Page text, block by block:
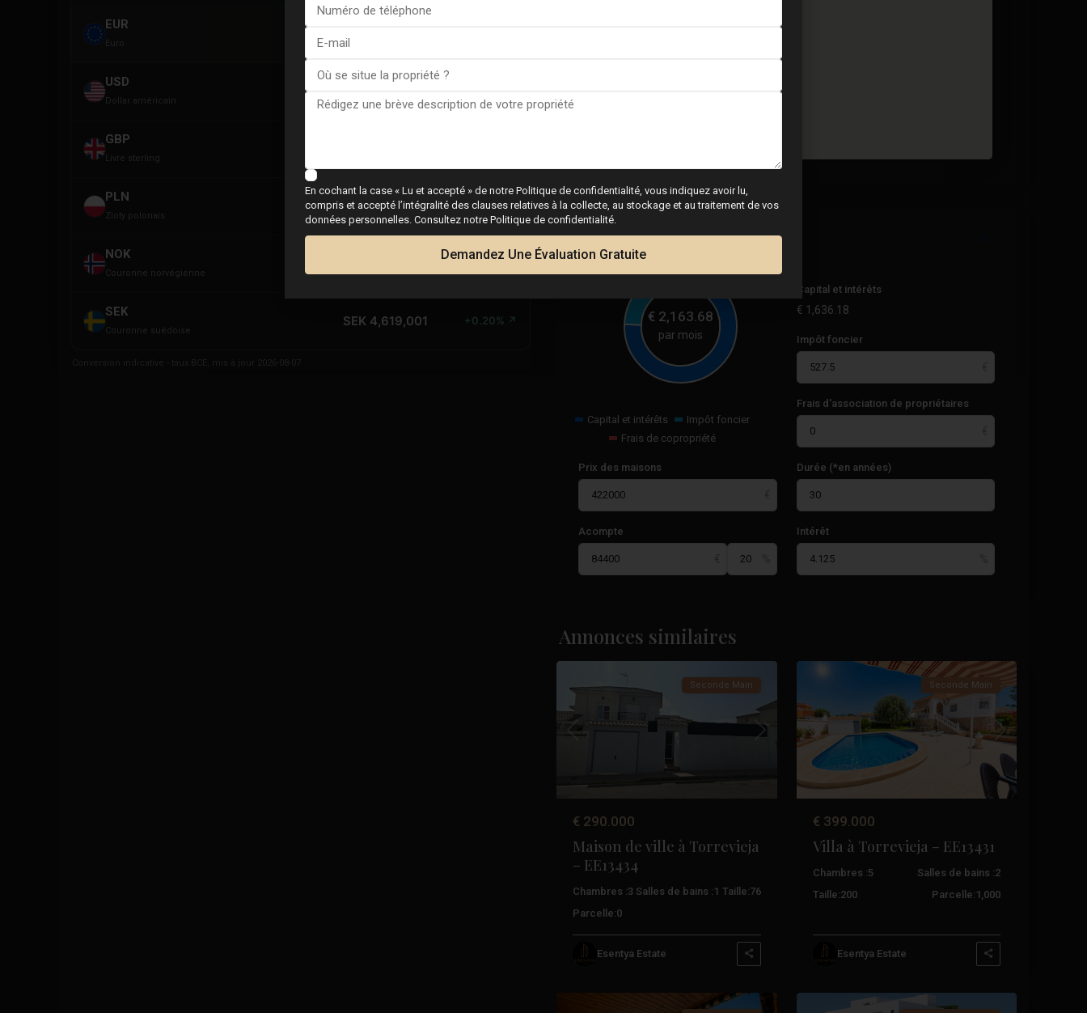
EUR
Euro
USD
Dollar américain
GBP
Livre sterling
PLN
Zloty polonais
PLN 1,813,883 -0.02% ↘
NOK
Couronne norvégienne
-0.23% ↘
SEK
Couronne suédoise
SEK 4,619,001 +0.20% ↗
Calculatrice
€ 2,163.68
par mois
Capital et intérêts
Impôt foncier
Frais de copropriété
Capital et intérêts
€ 1,636.18
Impôt foncier
Frais d'association de propriétaires
Prix des maisons
Acompte
Durée (*en années)
Intérêt
Annonces similaires
Torrevieja
Précédent
Seconde Main
€ 290.000
Maison de ville à Torrevieja
– EE13434
Chambres :3 Salles de bains : 1 Taille:76
Parcelle:0
Esentya Estate
Précédent Suivant
Seconde Main
€ 399.000
Villa à Torrevieja – EE13431
Chambres :5 Salles de bains :2
Taille:200 Parcelle: 1,000
Esentya Estate
Centre,
En cochant la case « Lu et accepté » de notre Politique de confidentialité, vous indiquez avoir lu,
compris et accepté l’intégralité des clauses relatives à la collecte, au stockage et au traitement de vos
données personnelles. Consultez notre Politique de confidentialité.
Demandez Une Évaluation Gratuite